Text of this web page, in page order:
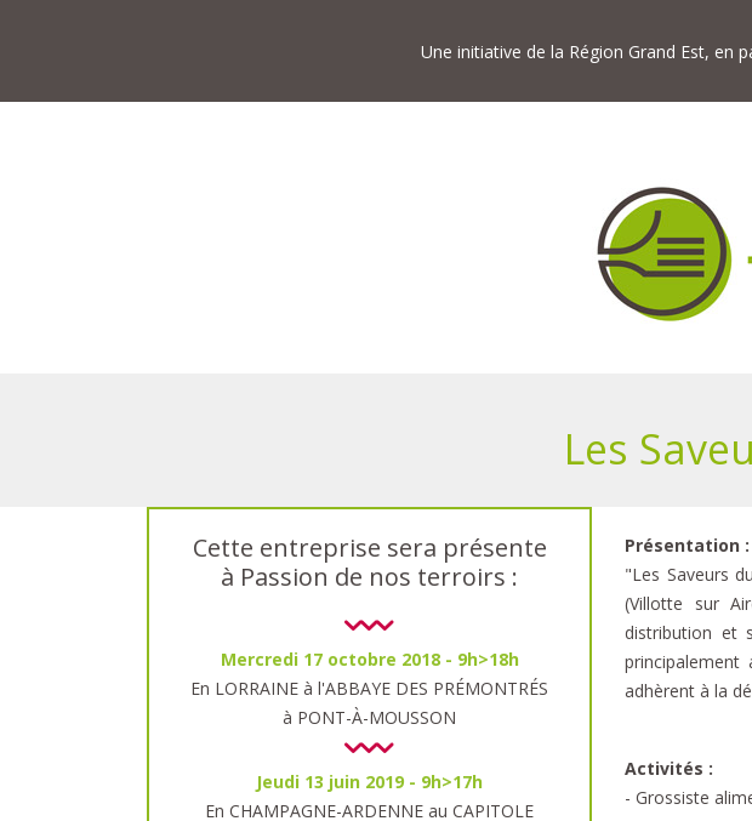
Une initiative de la Région Grand Est, en
Les
Cette entreprise sera présente
à Passion de nos terroirs :
Mercredi 17 octobre 2018 - 9h>18h
En LORRAINE à l'ABBAYE DES PRÉMONTRÉS
à PONT-À-MOUSSON
Jeudi 13 juin 2019 - 9h>17h
En CHAMPAGNE-ARDENNE au CAPITOLE
Présentation :
"Les Saveurs
(Villotte sur
distribution et
adhèrent à la
Activités :
- Grossiste